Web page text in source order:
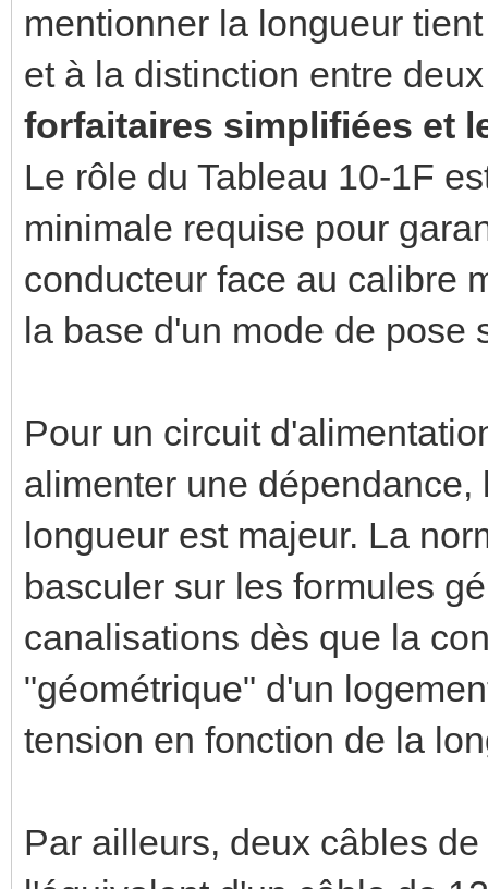
mentionner la longueur
et à la distinction entre
forfaitaires simplifiées et
Le rôle du Tableau 10-1F
minimale requise pour
conducteur face au calibre
la base d'un mode de pose
Pour un circuit
alimenter une
longueur est majeur. La
basculer sur les formules
canalisations dès que la
"géométrique" d'un
tension en fonction de la
Par ailleurs, deux câbles